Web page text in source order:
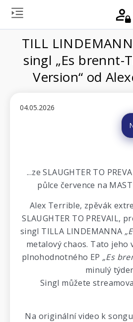
TILL
singl „Es brennt-
Version“ od
04.05.2026
...ze SLAUGHTER TO
půlce července na
Alex Terrible, zpěvák
SLAUGHTER TO PREVAIL,
singl TILLA LINDEMANNA
metalový chaos. Tato jeho
plnohodnotného EP „Es
minulý
Singl můžete
Na originální video k songu